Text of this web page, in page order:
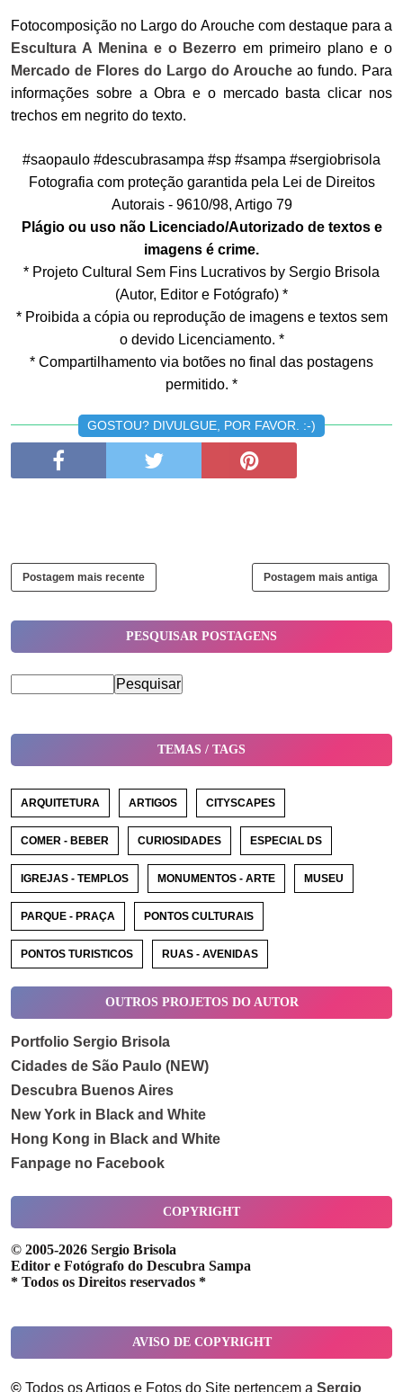
Fotocomposição no Largo do Arouche com destaque para a
Escultura A Menina e o Bezerro em primeiro plano e o
Mercado de Flores do Largo do Arouche ao fundo. Para
informações sobre a Obra e o mercado basta clicar nos
trechos em negrito do texto.
#saopaulo #descubrasampa #sp #sampa #sergiobrisola
Fotografia com proteção garantida pela Lei de Direitos
Autorais - 9610/98, Artigo 79
Plágio ou uso não Licenciado/Autorizado de textos e
imagens é crime.
* Projeto Cultural Sem Fins Lucrativos by Sergio Brisola
(Autor, Editor e Fotógrafo) *
* Proibida a cópia ou reprodução de imagens e textos sem
o devido Licenciamento. *
* Compartilhamento via botões no final das postagens
permitido. *
GOSTOU? DIVULGUE, POR FAVOR. :-)
Postagem mais recente Postagem mais antiga
PESQUISAR POSTAGENS
TEMAS / TAGS
ARQUITETURA ARTIGOS CITYSCAPES
COMER - BEBER CURIOSIDADES ESPECIAL DS
IGREJAS - TEMPLOS MONUMENTOS - ARTE MUSEU
PARQUE - PRAÇA PONTOS CULTURAIS
PONTOS TURISTICOS RUAS - AVENIDAS
OUTROS PROJETOS DO AUTOR
Portfolio Sergio Brisola
Cidades de São Paulo (NEW)
Descubra Buenos Aires
New York in Black and White
Hong Kong in Black and White
Fanpage no Facebook
COPYRIGHT
© 2005-2026 Sergio Brisola
Editor e Fotógrafo do Descubra Sampa
* Todos os Direitos reservados *
AVISO DE COPYRIGHT
© Todos os Artigos e Fotos do Site pertencem a Sergio